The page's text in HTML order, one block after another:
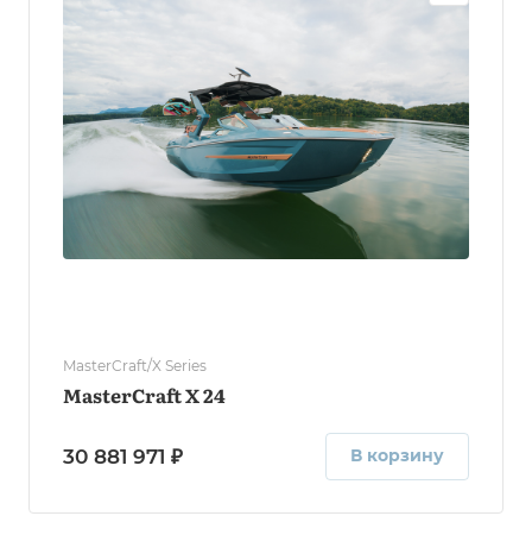
MasterCraft/X Series
MasterCraft X 24
30 881 971 ₽ В корзину